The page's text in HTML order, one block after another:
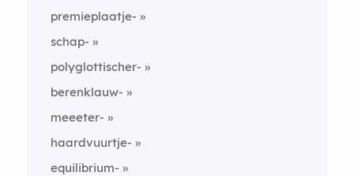
premieplaatje-
schap-
polyglottischer-
berenklauw-
meeeter-
haardvuurtje-
equilibrium-